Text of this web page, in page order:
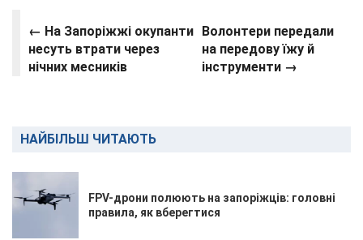
← На Запоріжжі окупанти
несуть втрати через
нічних месників
Волонтери передали
на передову їжу й
інструменти →
НАЙБІЛЬШ ЧИТАЮТЬ
FPV-дрони полюють на запоріжців: головні
правила, як вберегтися